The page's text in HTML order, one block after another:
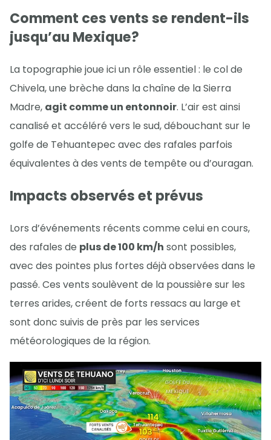
Comment ces vents se rendent-ils
jusqu’au Mexique?
La topographie joue ici un rôle essentiel : le col de
Chivela, une brèche dans la chaîne de la Sierra
Madre, agit comme un entonnoir. L’air est ainsi
canalisé et accéléré vers le sud, débouchant sur le
golfe de Tehuantepec avec des rafales parfois
équivalentes à des vents de tempête ou d’ouragan.
Impacts observés et prévus
Lors d’événements récents comme celui en cours,
des rafales de plus de 100 km/h sont possibles,
avec des pointes plus fortes déjà observées dans le
passé. Ces vents soulèvent de la poussière sur les
terres arides, créent de forts ressacs au large et
sont donc suivis de près par les services
météorologiques de la région.